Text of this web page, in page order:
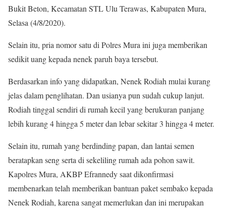
Bukit Beton, Kecamatan STL Ulu Terawas, Kabupaten Mura,
Selasa (4/8/2020).
Selain itu, pria nomor satu di Polres Mura ini juga memberikan
sedikit uang kepada nenek paruh baya tersebut.
Berdasarkan info yang didapatkan, Nenek Rodiah mulai kurang
jelas dalam penglihatan. Dan usianya pun sudah cukup lanjut.
Rodiah tinggal sendiri di rumah kecil yang berukuran panjang
lebih kurang 4 hingga 5 meter dan lebar sekitar 3 hingga 4 meter.
Selain itu, rumah yang berdinding papan, dan lantai semen
beratapkan seng serta di sekeliling rumah ada pohon sawit.
Kapolres Mura, AKBP Efrannedy saat dikonfirmasi
membenarkan telah memberikan bantuan paket sembako kepada
Nenek Rodiah, karena sangat memerlukan dan ini merupakan